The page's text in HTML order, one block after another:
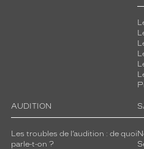
AUDITION
Les troubles de l’audition : de quoi
parle-t-on ?